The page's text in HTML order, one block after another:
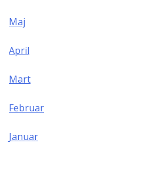
Maj
April
Mart
Februar
Januar